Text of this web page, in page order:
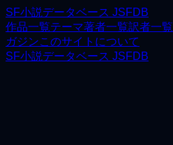
SF小説データベース JSFDB
作品一覧テーマ著者一覧訳者一覧
ガジンこのサイトについて
SF小説データベース JSFDB